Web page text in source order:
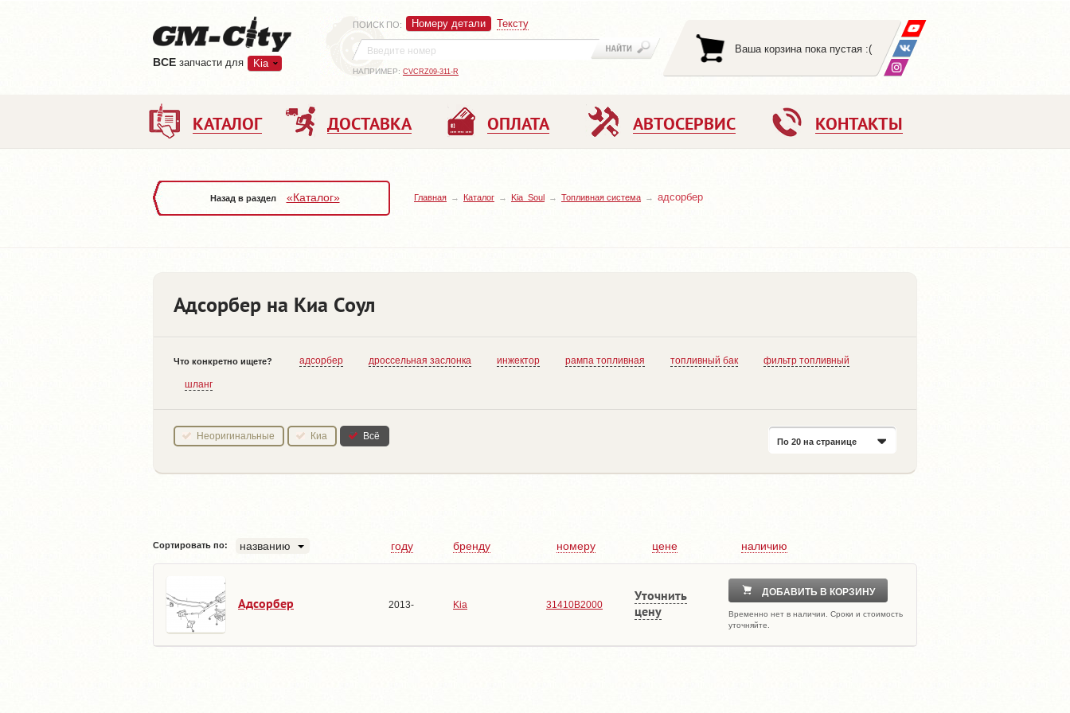
ВCE запчасти для Kia
ПОИСК ПО: Номеру детали Тексту
НАПРИМЕР: CVCRZ09-311-R
Ваша корзина пока пустая :(
КАТАЛОГ ДОСТАВКА ОПЛАТА АВТОСЕРВИС КОНТАКТЫ
Назад в раздел «Каталог» Главная Каталог Kia_Soul Топливная система адсорбер
Адсорбер на Киа Соул
Что конкретно ищете? адсорбер дроссельная заслонка инжектор рампа топливная топливный бак фильтр топливный
шланг
Неоригинальные Киа Всё По 20 на странице
Сортировать по: названию году бренду номеру цене наличию
Адсорбер 2013- Kia 31410B2000
Уточнить
цену
ДОБАВИТЬ В КОРЗИНУ
Временно нет в наличии. Сроки и стоимость
уточняйте.